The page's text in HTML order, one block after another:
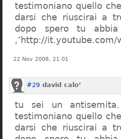
testimoniano quello
darsi che riuscirai a
dopo spero tu
,’http://it.youtube.com/
22 Nov 2008, 21:01
#29 david calo’
tu sei un
testimoniano quello
darsi che riuscirai a